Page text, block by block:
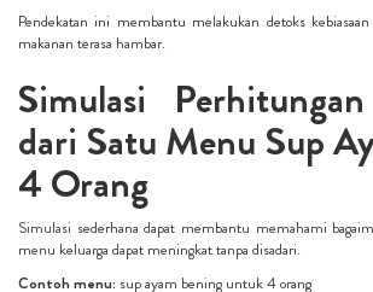
Pendekatan ini membantu melakukan detoks
makanan terasa hambar.
Simulasi
dari Satu Menu Sup
4 Orang
Simulasi sederhana dapat membantu memahami
menu keluarga dapat meningkat tanpa disadari.
Contoh menu: sup ayam bening untuk 4 orang